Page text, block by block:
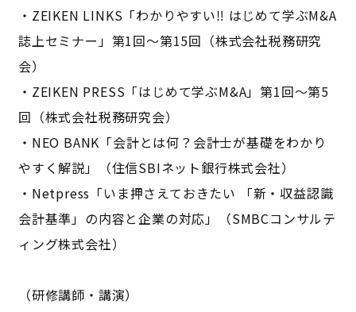
・ZEIKEN LINKS「わかりやすい‼ はじめて学ぶM&A
誌上セミナー」第1回〜第15回（株式会社税務研究
会）
・ZEIKEN PRESS「はじめて学ぶM&A」第1回〜第5
回（株式会社税務研究会）
・NEO BANK「会計とは何？会計士が基礎をわかり
やすく解説」（住信SBIネット銀行株式会社）
・Netpress「いま押さえておきたい 「新・収益認識
会計基準」の内容と企業の対応」（SMBCコンサルテ
ィング株式会社）
（研修講師・講演）